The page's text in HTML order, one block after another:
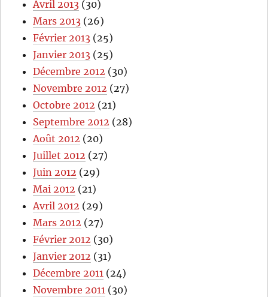
Avril 2013 (30)
Mars 2013 (26)
Février 2013 (25)
Janvier 2013 (25)
Décembre 2012 (30)
Novembre 2012 (27)
Octobre 2012 (21)
Septembre 2012 (28)
Août 2012 (20)
Juillet 2012 (27)
Juin 2012 (29)
Mai 2012 (21)
Avril 2012 (29)
Mars 2012 (27)
Février 2012 (30)
Janvier 2012 (31)
Décembre 2011 (24)
Novembre 2011 (30)